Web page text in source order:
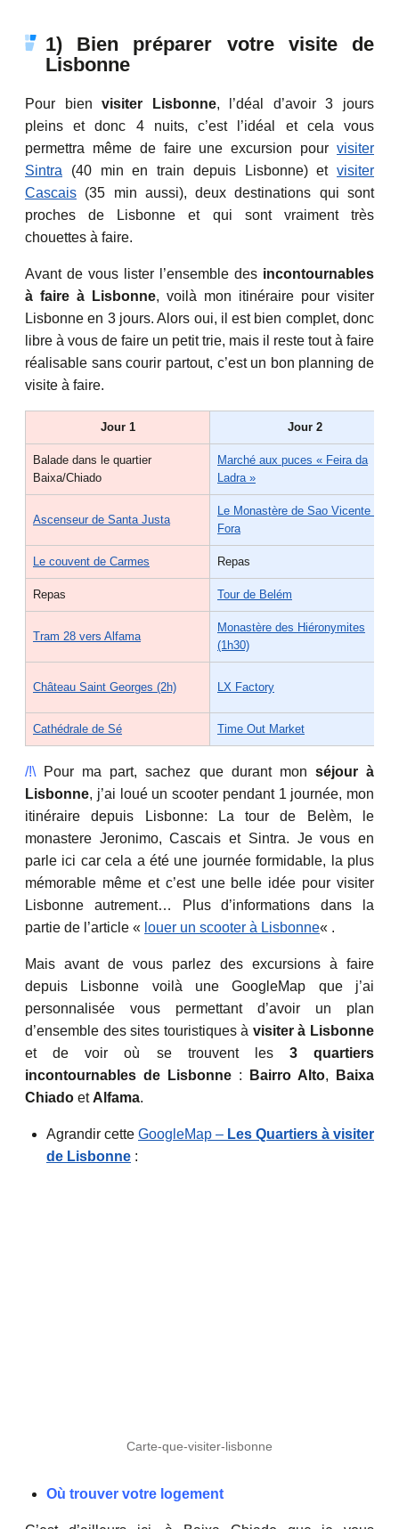
1) Bien préparer votre visite de
Lisbonne
Pour bienvisiter Lisbonne, l’déal d’avoir 3 jours
pleins et donc 4 nuits, c’est l’idéal et cela vous
permettra même de faire une excursion pour visiter
Sintra (40 min en train depuis Lisbonne) et visiter
Cascais (35 min aussi), deux destinations qui sont
proches de Lisbonne et qui sont vraiment très
chouettes à faire.
Avant de vous lister l’ensemble des incontournables
à faire à Lisbonne, voilà mon itinéraire pour visiter
Lisbonne en 3 jours. Alors oui, il est bien complet, donc
libre à vous de faire un petit trie, mais il reste tout à faire
réalisable sans courir partout, c’est un bon planning de
visite à faire.
Jour 1 Jour 2
Balade dans le quartier
Baixa/Chiado
Marché aux puces « Feira da
Ladra »
Ascenseur de Santa Justa
Le Monastère de Sao Vicente de
Fora
Le couvent de Carmes Repas
Repas Tour de Belém
Tram 28 vers Alfama
Monastère des Hiéronymites
(1h30)
Château Saint Georges (2h) LX Factory
Cathédrale de Sé Time Out Market
/!\Pour ma part, sachez que durant mon séjour à
Lisbonne, j’ai loué un scooter pendant 1 journée, mon
itinéraire depuis Lisbonne: La tour de Belèm, le
monastere Jeronimo, Cascais et Sintra. Je vous en
parle ici car cela a été une journée formidable, la plus
mémorable même et c’est une belle idée pour visiter
Lisbonne autrement… Plus d’informations dans la
partie de l’article « louer un scooter à Lisbonne« .
Mais avant de vous parlez des excursions à faire
depuis Lisbonne voilà une GoogleMap que j’ai
personnalisée vous permettant d’avoir un plan
d’ensemble des sites touristiques à visiter à Lisbonne
et de voir où se trouvent les 3 quartiers
incontournables de Lisbonne : Bairro Alto,
Baixa
Chiado etAlfama.
Agrandir cette GoogleMap – Les Quartiers à visiter
de Lisbonne :
Carte-que-visiter-lisbonne
Où trouver votre logement